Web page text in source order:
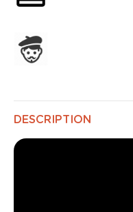
DESCRIPTION